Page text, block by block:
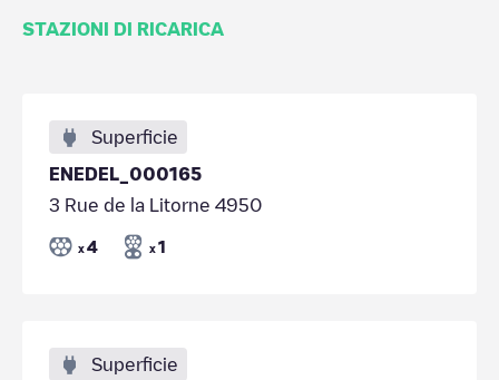
STAZIONI DI RICARICA
Superficie
ENEDEL_000165
3 Rue de la Litorne 4950
x 4 x 1
Superficie